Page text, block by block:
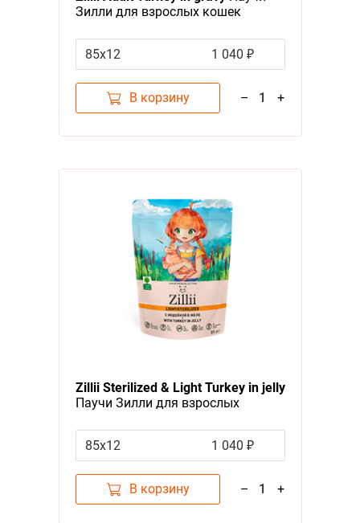
Зилли для взрослых кошек
упаковку)
85х12 1 040 ₽
В корзину – 1 +
Zillii Sterilized & Light Turkey in jelly
Паучи Зилли для взрослых
в желе (цена за упаковку)
85х12 1 040 ₽
В корзину – 1 +